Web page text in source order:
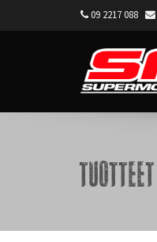
09 2217 088
Tuotteet